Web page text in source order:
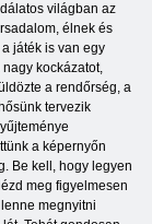
világban az
élnek és
játék is van egy
kockázatot,
a rendőrség, a
tervezik
a képernyőn
Be kell, hogy legyen
meg figyelmesen
megnyitni